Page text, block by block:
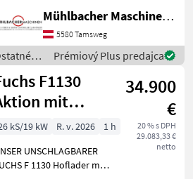
- nur ca.
10 Betriebsstunden -
2025 . Eigengewicht
1200kg - Br
Mühlbacher Maschinen GmbH
5580 Tamsweg
/
Prémiový Plus predajca
F1130
mit
34.900
€
20 % s DPH
29.083,33 €
netto
kS/19 kW R. v. 2026
1 h
UNSCHLAGBARER
F 1130 Hoflader mit